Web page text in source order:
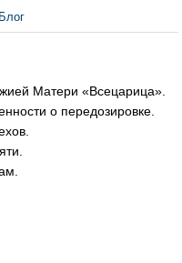
Блог
Матери «Всецарица».
о передозировке.